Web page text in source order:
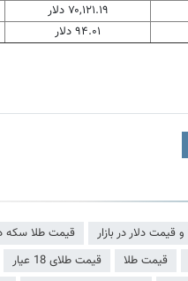
۷۰,۱۲۱.۱۹ دلار
۹۴.۰۱ دلار
دلار در بازار قیمت طلا سکه
قیمت طلا قیمت طلای 18 عیار